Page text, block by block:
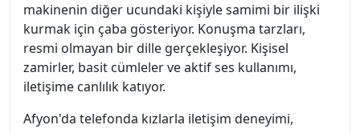
makinenin diğer ucundaki kişiyle samimi bir ilişki
kurmak için çaba gösteriyor. Konuşma tarzları,
resmi olmayan bir dille gerçekleşiyor. Kişisel
zamirler, basit cümleler ve aktif ses kullanımı,
iletişime canlılık katıyor.
Afyon'da telefonda kızlarla iletişim deneyimi,